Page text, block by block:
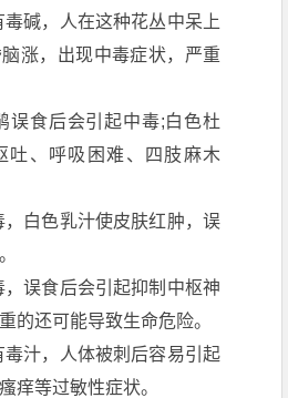
碱，人在这种花丛中呆上
涨，出现中毒症状，严重
误食后会引起中毒;白色杜
吐、呼吸困难、四肢麻木
白色乳汁使皮肤红肿，误
误食后会引起抑制中枢神
的还可能导致生命危险。
汁，人体被刺后容易引起
痒等过敏性症状。